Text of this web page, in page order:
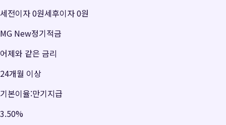
세전이자0원세후이자0원
MG New정기적금
어제와 같은 금리
24개월 이상
기본이율:만기지급
3.50%